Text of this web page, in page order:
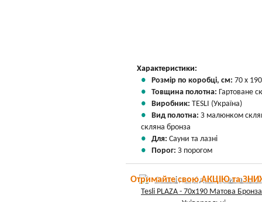
Характеристики:
Розмір по коробці, см: 70 х 190
Товщина полотна: Гартоване
Виробник: TESLI (Україна)
Вид полотна: З малюнком
скляна бронза
Для: Сауни та лазні
Порог: З порогом
Отримайте свою АКЦІЮ та